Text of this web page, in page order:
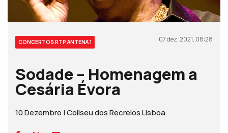
CONCERTOS RTP ANTENA 1 07 dez, 2021, 08:28
Sodade – Homenagem a
Cesária Évora
10 Dezembro | Coliseu dos Recreios Lisboa